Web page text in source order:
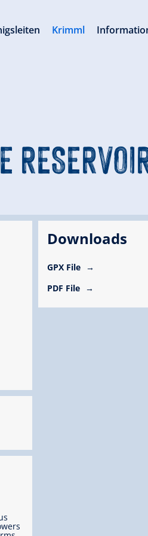
Downloads
GPX File
PDF File
Krimml